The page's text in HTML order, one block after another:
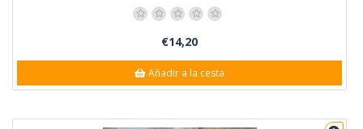
€14,20
Añadir a la cesta